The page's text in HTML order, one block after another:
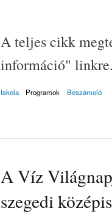
A teljes cikk
információ"
Iskola Programok Beszámoló
A Víz
szegedi